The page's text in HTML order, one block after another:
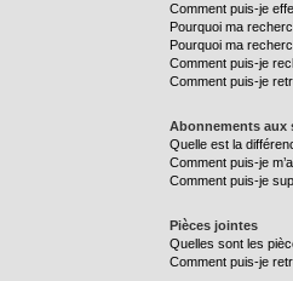
Comment puis-je
Pourquoi ma
Pourquoi ma
Comment puis-je
Comment puis-je
Abonnements aux
Quelle est la
Comment puis-je
Comment puis-je
Pièces jointes
Quelles sont les
Comment puis-je